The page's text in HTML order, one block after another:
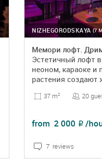
(7
NIZHEGORODSKAYA
Эстетичный лофт
неоном, караоке и
растения создают
37 m2 20
from 2 000 ₽ /
7 reviews